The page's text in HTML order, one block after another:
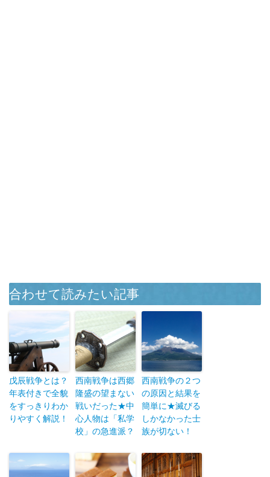
合わせて読みたい記事
戊辰戦争とは？
年表付きで全貌
をすっきりわか
りやすく解説！
西南戦争は西郷
隆盛の望まない
戦いだった★中
心人物は「私学
校」の急進派？
西南戦争の２つ
の原因と結果を
簡単に★滅びる
しかなかった士
族が切ない！